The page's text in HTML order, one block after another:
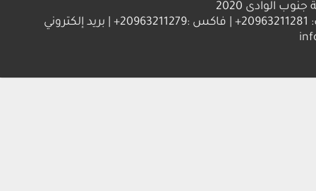
2020
العنوان : جامعة جنوب الوادي 83523 قنا - جمهورية مصر العربية | ت: 20963211281+ | فاكس :20963211279+ | بريد إلكتروني